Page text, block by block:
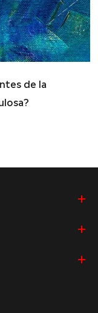
de la